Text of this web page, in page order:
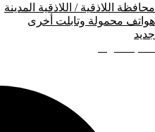
محافظة اللاذقية / اللاذقية المدينة
هواتف محمولة وتابلت أخرى
جديد